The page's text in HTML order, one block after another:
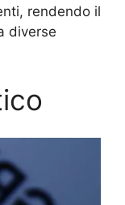
rendendo il
diverse